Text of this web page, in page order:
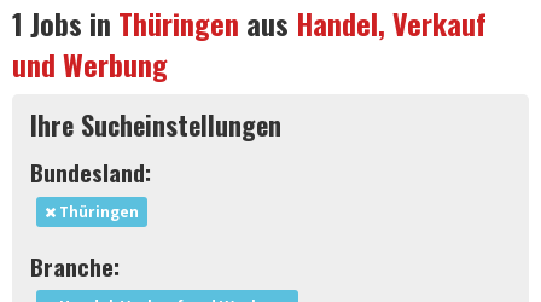
1 Jobs in Thüringen aus Handel, Verkauf
und Werbung
Ihre Sucheinstellungen
Bundesland:
Thüringen
Branche: